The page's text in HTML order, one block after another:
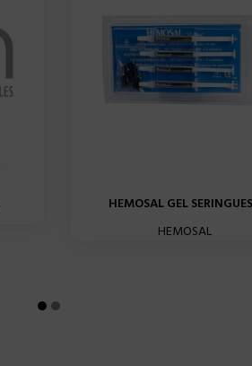
HEMOSAL GEL
HEMOSAL